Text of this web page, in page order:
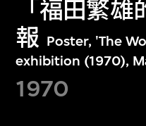
「福田繁
報 Poster, 'The
exhibition (1970),
1970